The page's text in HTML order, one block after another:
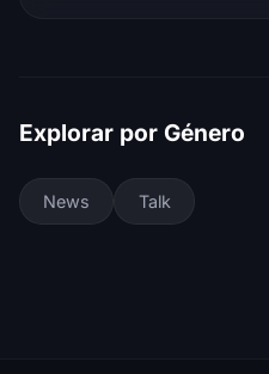
Explorar por Género
News Talk